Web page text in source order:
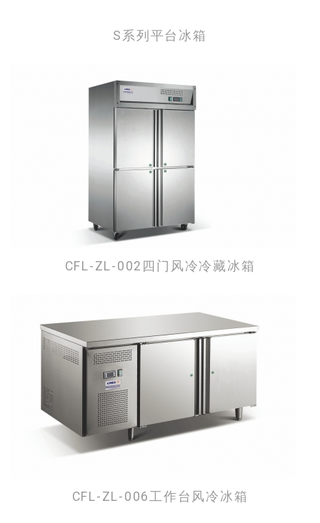
S系列平台冰箱
CFL-ZL-002四门风冷冷藏冰箱
CFL-ZL-006工作台风冷冰箱